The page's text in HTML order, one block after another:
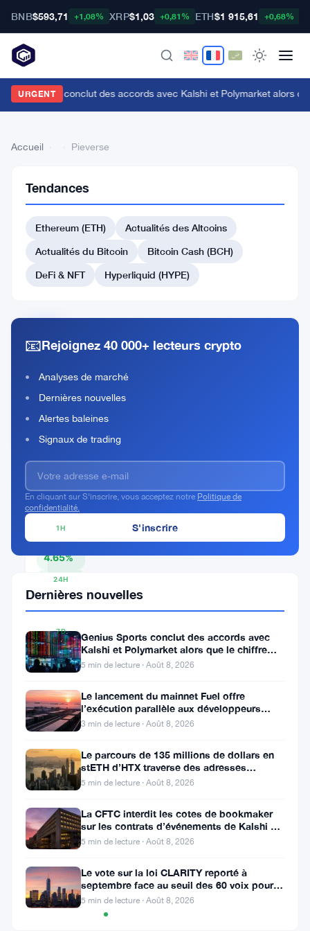
BNB$593,71 +1,08% XRP$1,03 +0,81% ETH$1 915,61 +0,68%
URGENT
Sports conclut des accords avec Kalshi et Polymarket alors
Accueil Pieverse
#108 Pendle
#107 Stacks
#110 Decred
Pieverse
PIEVERSE
$0.8603
1H
▲
4.65%
24H
▲
17.14%
7D
▲
24.97%
Partager
Graphique
Tendances
Ethereum (ETH)
Actualités des Altcoins
Actualités du Bitcoin
Bitcoin Cash (BCH)
DeFi & NFT
Hyperliquid (HYPE)
📧Rejoignez 40 000+ lecteurs crypto
Analyses de marché
Dernières nouvelles
Alertes baleines
Signaux de trading
En cliquant sur S'inscrire, vous acceptez notre Politique de
confidentialité.
Dernières nouvelles
Genius Sports conclut des accords avec
Kalshi et Polymarket alors que le chiffre
d’affaires du T2 atteint
5 min de lecture · Août 8, 2026
Le lancement du mainnet Fuel offre
l’exécution parallèle aux développeurs
d’Ethereum
3 min de lecture · Août 8, 2026
Le parcours de 135 millions de dollars en
stETH d’HTX traverse des adresses
Poloniex
5 min de lecture · Août 8, 2026
La CFTC interdit les cotes de bookmaker
sur les contrats d’événements de Kalshi et
Polymarket
5 min de lecture · Août 8, 2026
Le vote sur la loi CLARITY reporté à
septembre face au seuil des 60 voix pour le
projet de loi crypto
5 min de lecture · Août 8, 2026